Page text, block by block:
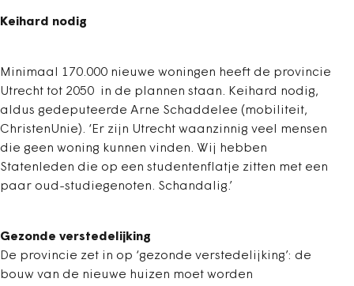
Keihard nodig
Minimaal 170.000 nieuwe woningen heeft de provincie
Utrecht tot 2050 in de plannen staan. Keihard nodig,
aldus gedeputeerde Arne Schaddelee (mobiliteit,
ChristenUnie). ‘Er zijn Utrecht waanzinnig veel mensen
die geen woning kunnen vinden. Wij hebben
Statenleden die op een studentenflatje zitten met een
paar oud-studiegenoten. Schandalig.’
Gezonde verstedelijking
De provincie zet in op ‘gezonde verstedelijking’: de
bouw van de nieuwe huizen moet worden